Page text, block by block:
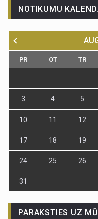
NOTIKUMU
PR OT TR
3 4 5
10 11 12
17 18 19
24 25 26
31
PARAKSTIES UZ